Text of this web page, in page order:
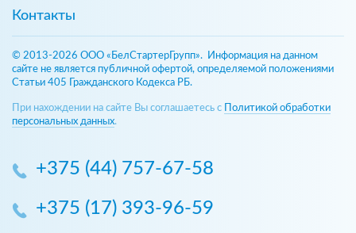
Контакты
© 2013-2026 ООО «БелСтартерГрупп». Информация на данном
сайте не является публичной офертой, определяемой положениями
Статьи 405 Гражданского Кодекса РБ.
При нахождении на сайте Вы соглашаетесь с
Политикой обработки
персональных данных.
+375 (44) 757-67-58
+375 (17) 393-96-59